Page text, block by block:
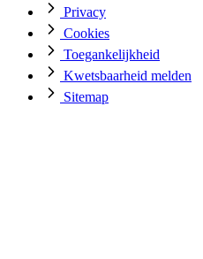
Privacy
Cookies
Toegankelijkheid
Kwetsbaarheid melden
Sitemap